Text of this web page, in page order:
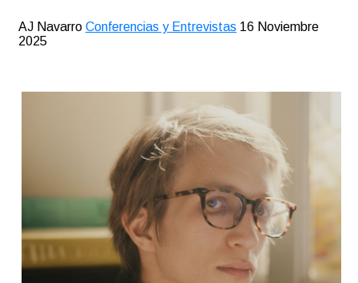
AJ Navarro Conferencias y Entrevistas 16 Noviembre
2025